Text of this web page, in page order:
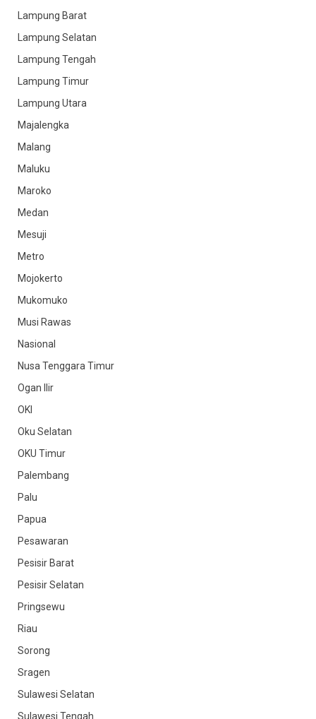
Lampung Barat
Lampung Selatan
Lampung Tengah
Lampung Timur
Lampung Utara
Majalengka
Malang
Maluku
Maroko
Medan
Mesuji
Metro
Mojokerto
Mukomuko
Musi Rawas
Nasional
Nusa Tenggara Timur
Ogan Ilir
OKI
Oku Selatan
OKU Timur
Palembang
Palu
Papua
Pesawaran
Pesisir Barat
Pesisir Selatan
Pringsewu
Riau
Sorong
Sragen
Sulawesi Selatan
Sulawesi Tengah